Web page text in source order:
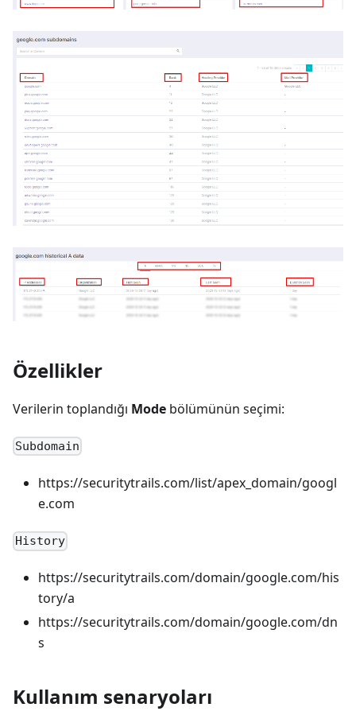
Özellikler
Verilerin toplandığı Mode bölümünün seçimi:
Subdomain
https://securitytrails.com/list/apex_domain/googl
e.com
History
https://securitytrails.com/domain/google.com/his
tory/a
https://securitytrails.com/domain/google.com/dn
s
Kullanım senaryoları